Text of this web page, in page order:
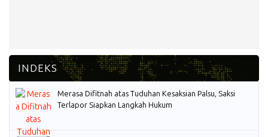
Merasa Difitnah atas Tuduhan Kesaksian Palsu, Saksi
Terlapor Siapkan Langkah Hukum